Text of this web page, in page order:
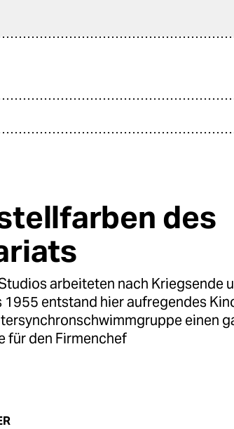
des
arbeiteten nach Kriegsende
1955 entstand hier aufregendes
einen
für den Firmenchef